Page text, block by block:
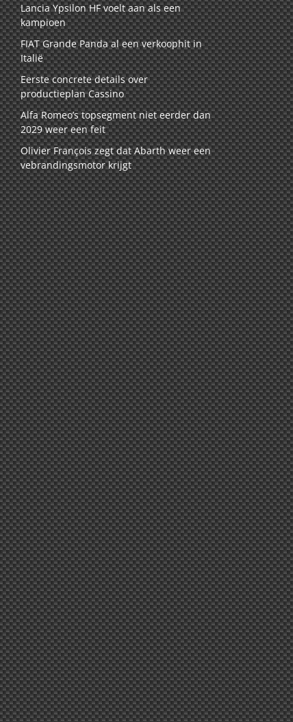
Lancia Ypsilon HF voelt aan als een
kampioen
FIAT Grande Panda al een verkoophit in
Italië
Eerste concrete details over
productieplan Cassino
Alfa Romeo’s topsegment niet eerder dan
2029 weer een feit
Olivier François zegt dat Abarth weer een
vebrandingsmotor krijgt